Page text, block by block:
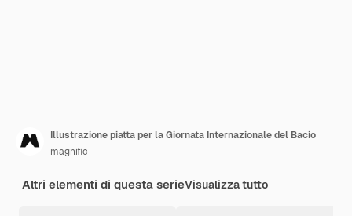
Illustrazione piatta per la Giornata Internazionale del Bacio
magnific
Altri elementi di questa serieVisualizza tutto